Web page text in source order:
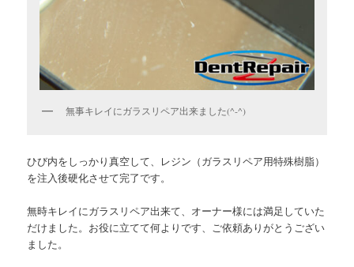
無事キレイにガラスリペア出来ました(^-^)
ひび内をしっかり真空して、レジン（ガラスリペア用特殊樹脂）
を注入後硬化させて完了です。
無時キレイにガラスリペア出来て、オーナー様には満足していた
だけました。お役に立てて何よりです、ご依頼ありがとうござい
ました。